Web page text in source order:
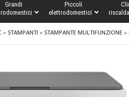
Grandi
Piccoli
elettrodomestici
» STAMPANTI » STAMPANTE MULTIFUNZIONE»